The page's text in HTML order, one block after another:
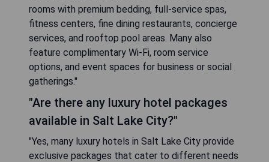
rooms with premium bedding, full-service spas,
fitness centers, fine dining restaurants, concierge
services, and rooftop pool areas. Many also
feature complimentary Wi-Fi, room service
options, and event spaces for business or social
gatherings."
"Are there any luxury hotel packages
available in Salt Lake City?"
"Yes, many luxury hotels in Salt Lake City provide
exclusive packages that cater to different needs